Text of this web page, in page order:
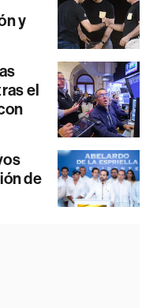
y
el
de